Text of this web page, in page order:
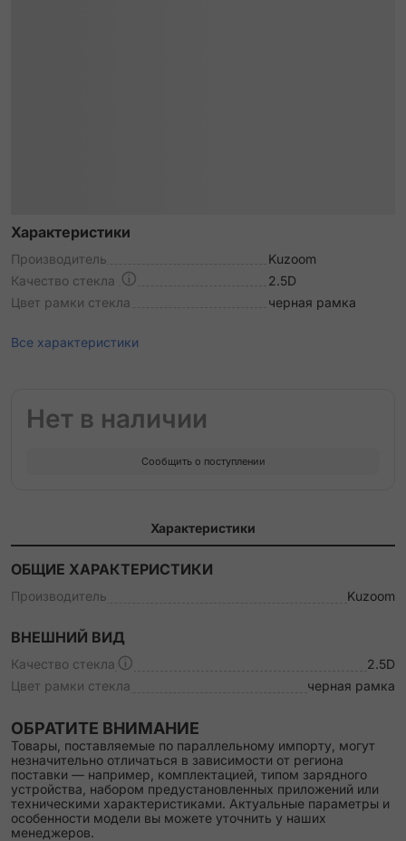
Характеристики
Производитель
Kuzoom
Качество стекла
2.5D
Цвет рамки стекла
черная рамка
Все характеристики
Нет в наличии
Сообщить о поступлении
Характеристики
ОБЩИЕ ХАРАКТЕРИСТИКИ
Производитель Kuzoom
ВНЕШНИЙ ВИД
Качество стекла
2.5D
Цвет рамки стекла
черная рамка
ОБРАТИТЕ ВНИМАНИЕ
Товары, поставляемые по параллельному импорту, могут
незначительно отличаться в зависимости от региона
поставки — например, комплектацией, типом зарядного
устройства, набором предустановленных приложений или
техническими характеристиками. Актуальные параметры и
особенности модели вы можете уточнить у наших
менеджеров.